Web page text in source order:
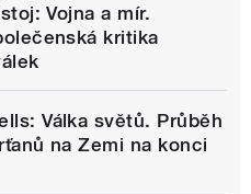
Vojna a mír.
kritika
Válka světů. Průběh
na Zemi na konci